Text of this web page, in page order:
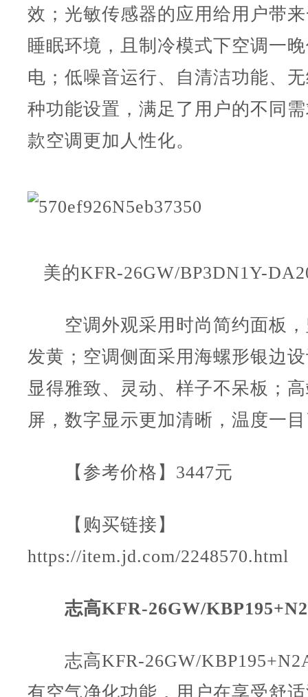
效；光敏传感器的应用给用户带
睡眠环境，且制冷模式下空调一
电；低噪音运行、自清洁功能、
种功能设置，满足了用户的不同
款空调更加人性化。
美的KFR-26GW/BP3DN1Y-
空调外观采用时尚简约面板，
发黄；空调侧面采用海螺形银边
显得雅致、灵动、样子不呆板；
屏，数字显示更加清晰，温度一
【参考价格】3447元
【购买链接】
https://item.jd.com/2248570.html
志高KFR-26GW/
志高KFR-26GW/
有空气净化功能，用户在享受舒